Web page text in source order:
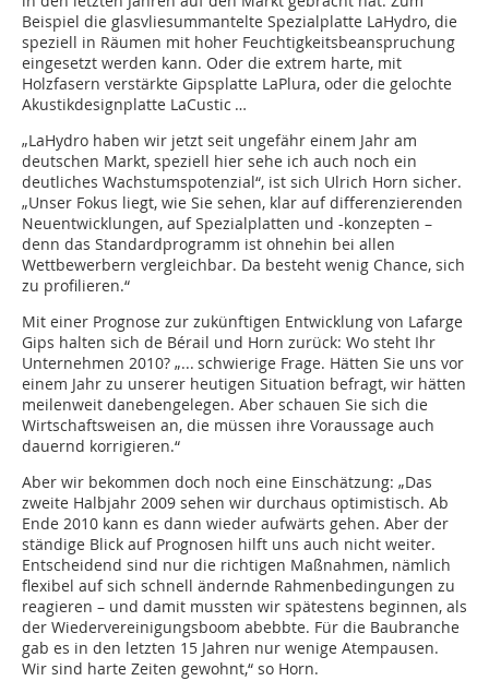
Beispiel die glasvliesummantelte Spezialplatte LaHydro, die
speziell in Räumen mit hoher Feuchtigkeitsbeanspruchung
eingesetzt werden kann. Oder die extrem harte, mit
Holzfasern verstärkte Gipsplatte LaPlura, oder die gelochte
Akustikdesignplatte LaCustic …
„LaHydro haben wir jetzt seit ungefähr einem Jahr am
deutschen Markt, speziell hier sehe ich auch noch ein
deutliches Wachstumspotenzial“, ist sich Ulrich Horn sicher.
„Unser Fokus liegt, wie Sie sehen, klar auf differenzierenden
Neuentwicklungen, auf Spezialplatten und -konzepten –
denn das Standardprogramm ist ohnehin bei allen
Wettbewerbern vergleichbar. Da besteht wenig Chance, sich
zu profilieren.“
Mit einer Prognose zur zukünftigen Entwicklung von Lafarge
Gips halten sich de Bérail und Horn zurück: Wo steht Ihr
Unternehmen 2010? „... schwierige Frage. Hätten Sie uns vor
einem Jahr zu unserer heutigen Situation befragt, wir hätten
meilenweit danebengelegen. Aber schauen Sie sich die
Wirtschaftsweisen an, die müssen ihre Voraussage auch
dauernd korrigieren.“
Aber wir bekommen doch noch eine Einschätzung: „Das
zweite Halbjahr 2009 sehen wir durchaus optimistisch. Ab
Ende 2010 kann es dann wieder aufwärts gehen. Aber der
ständige Blick auf Prognosen hilft uns auch nicht weiter.
Entscheidend sind nur die richtigen Maßnahmen, nämlich
flexibel auf sich schnell ändernde Rahmenbedingungen zu
reagieren – und damit mussten wir spätestens beginnen, als
der Wiedervereinigungsboom abebbte. Für die Baubranche
gab es in den letzten 15 Jahren nur wenige Atempausen.
Wir sind harte Zeiten gewohnt,“ so Horn.